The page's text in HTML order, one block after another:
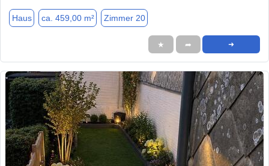
Haus ca. 459,00 m² Zimmer 20
★ ➦ ➜